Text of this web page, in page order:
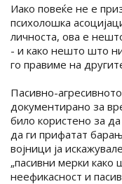
Иако повеќе не е
психолошка
личноста, ова е
- и како нешто што
го правиме на
Пасивно-
документирано за
било користено за
да ги прифатат
војници ја
„пасивни мерки
неефикасност и